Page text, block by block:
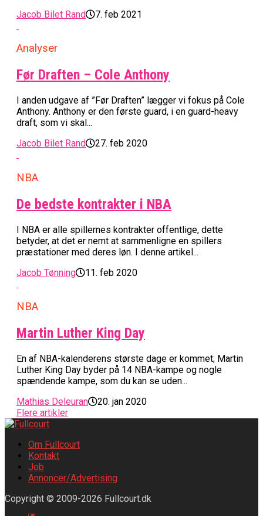
Jacob Bilet Rand
7. feb 2021
Analyser
Før Draften – Cole Anthony
I anden udgave af ”Før Draften” lægger vi fokus på Cole
Anthony. Anthony er den første guard, i en guard-heavy
draft, som vi skal...
Jacob Bilet Rand
27. feb 2020
NBA
De bedste kontrakter i NBA
I NBA er alle spillernes kontrakter offentlige, dette
betyder, at det er nemt at sammenligne en spillers
præstationer med deres løn. I denne artikel...
Jacob Tønning
11. feb 2020
NBA
Martin Luther King Day
En af NBA-kalenderens største dage er kommet; Martin
Luther King Day byder på 14 NBA-kampe og nogle
spændende kampe, som du kan se uden...
Mathias Deleuran
20. jan 2020
Flere artikler
Om Fullcourt
Kontakt
Job
Annoncer/Advertising
Copyright © 2009-2026 Fullcourt.dk